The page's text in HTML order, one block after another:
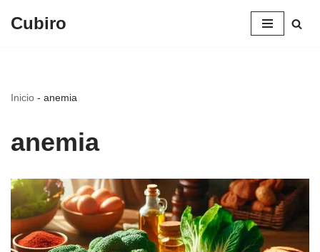
Cubiro
Inicio - anemia
anemia